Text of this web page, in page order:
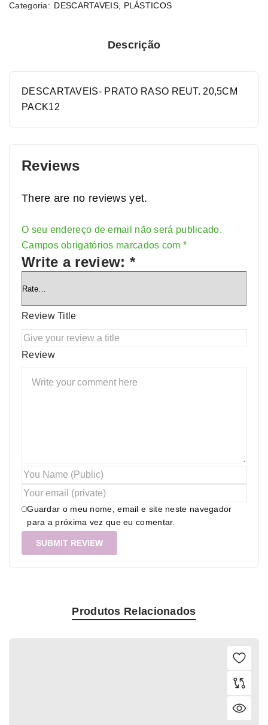
Categoria: DESCARTAVEIS, PLÁSTICOS
Descrição
DESCARTAVEIS- PRATO RASO REUT. 20,5CM
PACK12
Reviews
There are no reviews yet.
O seu endereço de email não será publicado.
Campos obrigatórios marcados com *
Write a review: *
Review Title
Review
Guardar o meu nome, email e site neste navegador
para a próxima vez que eu comentar.
Alternative:
Produtos Relacionados